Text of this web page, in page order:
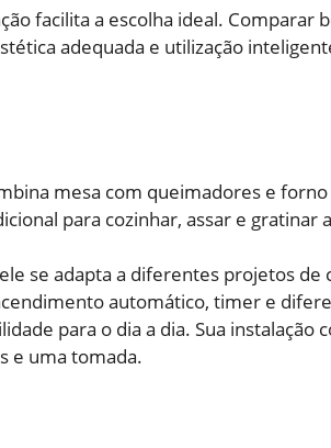
facilita a escolha ideal. Comparar
adequada e utilização
mesa com queimadores e
para cozinhar, assar e gratinar
se adapta a diferentes projetos de
automático, timer e
para o dia a dia. Sua instalação
e uma tomada.